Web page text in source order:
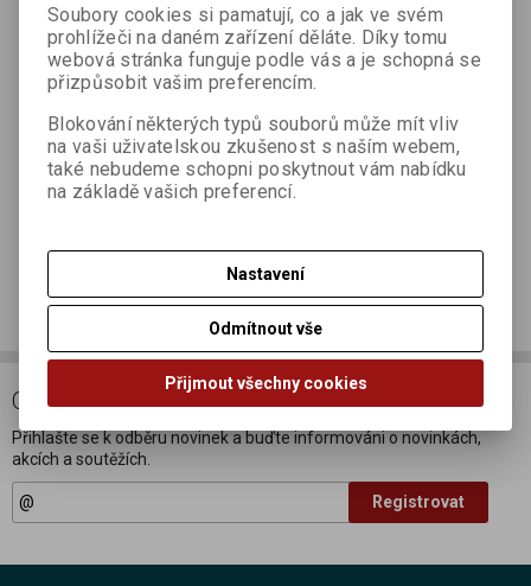
ODBĚR NOVINEK
Přihlašte se k odběru novinek a buďte informováni o novinkách,
akcích a soutěžích.
Registrovat
Soubory cookies si pamatují, co a jak ve svém
prohlížeči na daném zařízení děláte. Díky tomu
webová stránka funguje podle vás a je schopná se
přizpůsobit vašim preferencím.
Blokování některých typů souborů může mít vliv
na vaši uživatelskou zkušenost s naším webem,
také nebudeme schopni poskytnout vám nabídku
na základě vašich preferencí.
Nastavení
Odmítnout vše
Přijmout všechny cookies